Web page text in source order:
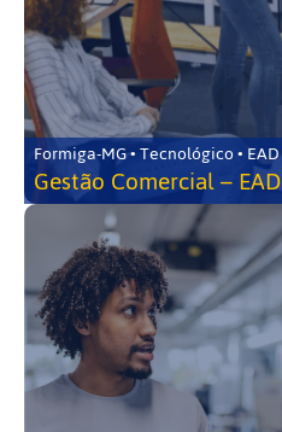
Formiga-MG • Tecnológico • EAD
Gestão Comercial – EAD